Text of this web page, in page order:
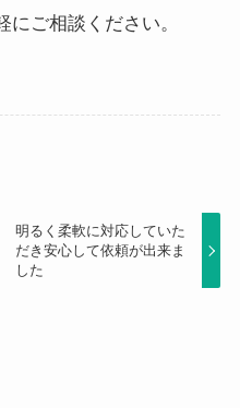
ご相談ください。
明るく柔軟に対応していた
だき安心して依頼が出来ま
した